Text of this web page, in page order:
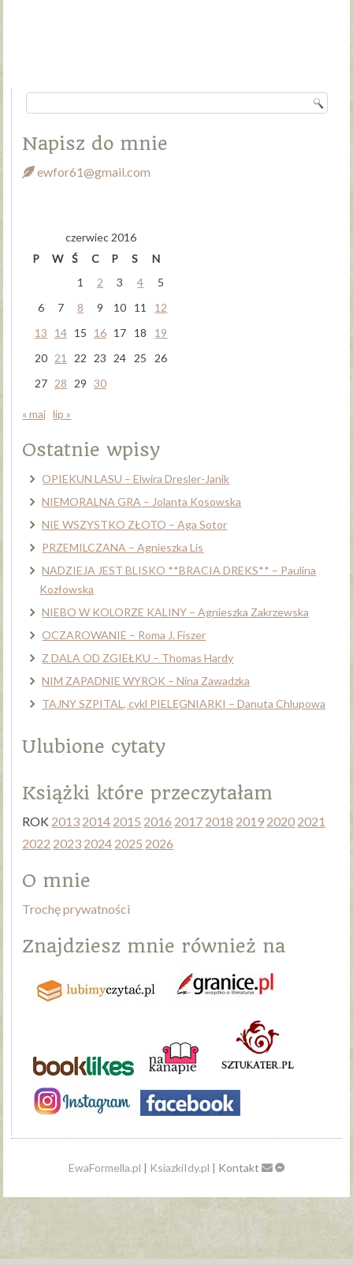
Napisz do mnie
ewfor61@gmail.com
czerwiec 2016
P
W Ś C P S
N
1
2 3 4
5
6
7 8 9 10 11
12
13
14 15 16 17 18
19
20 21 22 23 24 25
26
27 28 29 30
« maj lip »
Ostatnie wpisy
OPIEKUN LASU – Elwira Dresler-Janik
NIEMORALNA GRA – Jolanta Kosowska
NIE WSZYSTKO ZŁOTO – Aga Sotor
PRZEMILCZANA – Agnieszka Lis
NADZIEJA JEST BLISKO **BRACIA DREKS** – Paulina
Kozłowska
NIEBO W KOLORZE KALINY – Agnieszka Zakrzewska
OCZAROWANIE – Roma J. Fiszer
Z DALA OD ZGIEŁKU – Thomas Hardy
NIM ZAPADNIE WYROK – Nina Zawadzka
TAJNY SZPITAL, cykl PIELĘGNIARKI – Danuta Chlupowa
Ulubione cytaty
Książki które przeczytałam
ROK 2013 2014 2015 2016 2017 2018 2019 2020 2021
2022 2023 2024 2025 2026
O mnie
Trochę prywatności
Znajdziesz mnie również na
EwaFormella.pl | KsiazkiIdy.pl | Kontakt